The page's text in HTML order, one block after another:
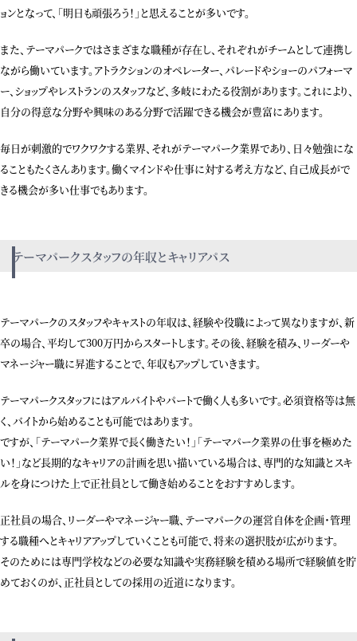
ョンとなって、「明日も頑張ろう！」と思えることが多いです。
また、テーマパークではさまざまな職種が存在し、それぞれがチームとして連携し
ながら働いています。アトラクションのオペレーター、パレードやショーのパフォーマ
ー、ショップやレストランのスタッフなど、多岐にわたる役割があります。これにより、
自分の得意な分野や興味のある分野で活躍できる機会が豊富にあります。
毎日が刺激的でワクワクする業界、それがテーマパーク業界であり、日々勉強にな
ることもたくさんあります。働くマインドや仕事に対する考え方など、自己成長がで
きる機会が多い仕事でもあります。
テーマパークスタッフの年収とキャリアパス
テーマパークのスタッフやキャストの年収は、経験や役職によって異なりますが、新
卒の場合、平均して300万円からスタートします。その後、経験を積み、リーダーや
マネージャー職に昇進することで、年収もアップしていきます。
テーマパークスタッフにはアルバイトやパートで働く人も多いです。必須資格等は無
く、バイトから始めることも可能ではあります。
ですが、「テーマパーク業界で長く働きたい！」「テーマパーク業界の仕事を極めた
い！」など長期的なキャリアの計画を思い描いている場合は、専門的な知識とスキ
ルを身につけた上で正社員として働き始めることをおすすめします。
正社員の場合、リーダーやマネージャー職、テーマパークの運営自体を企画・管理
する職種へとキャリアアップしていくことも可能で、将来の選択肢が広がります。
そのためには専門学校などの必要な知識や実務経験を積める場所で経験値を貯
めておくのが、正社員としての採用の近道になります。